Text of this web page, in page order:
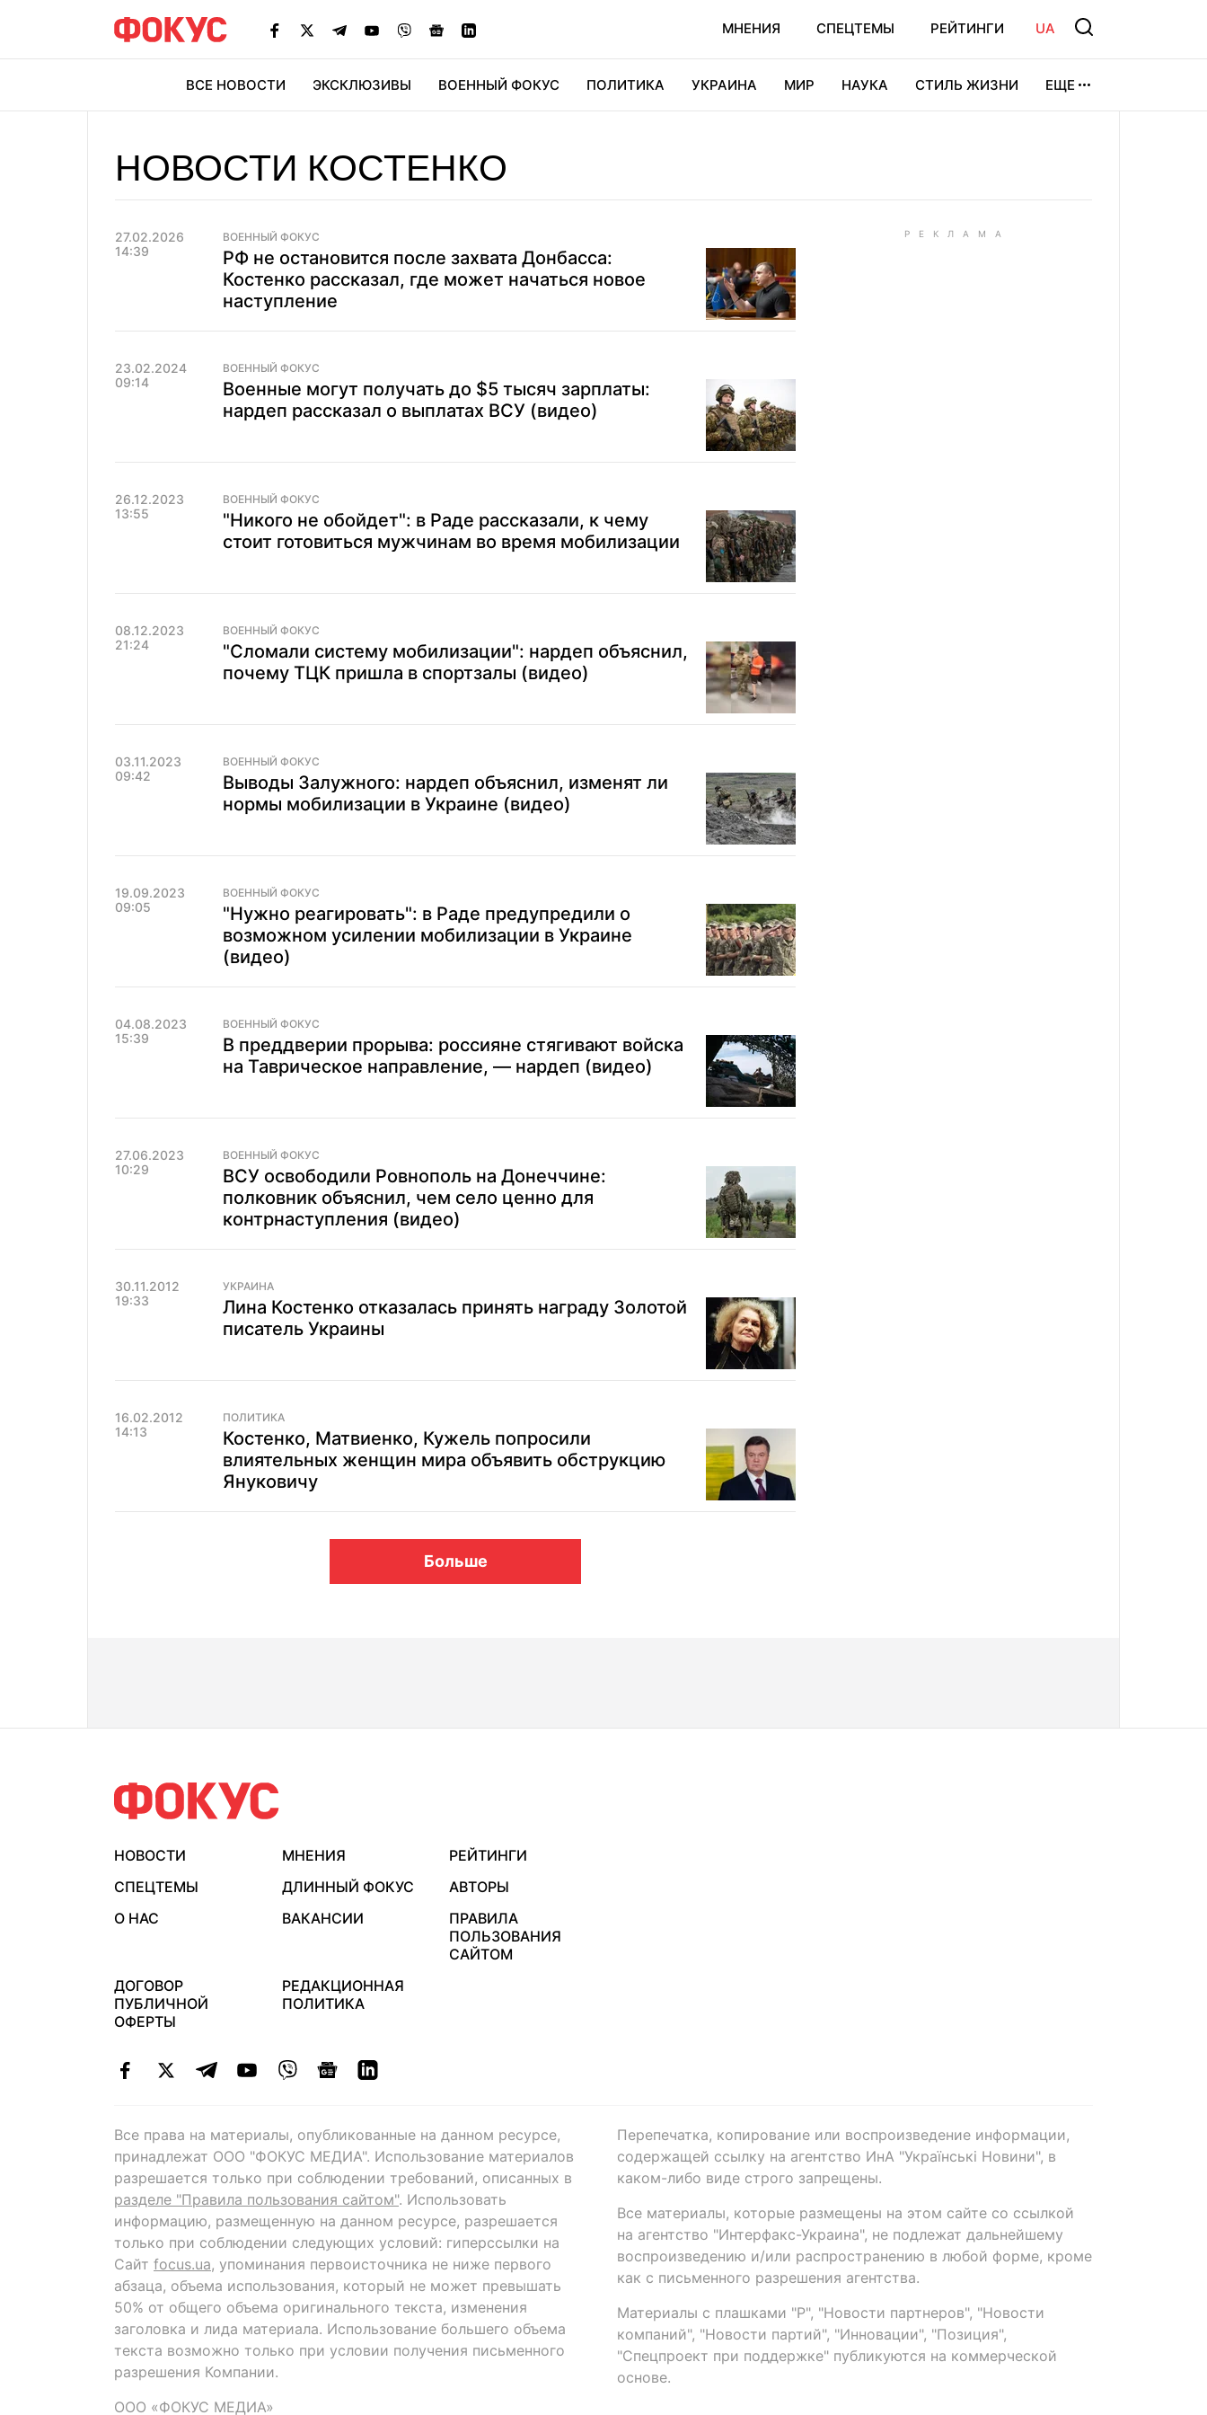
МНЕНИЯ СПЕЦТЕМЫ РЕЙТИНГИ UA
ВСЕ НОВОСТИ ЭКСКЛЮЗИВЫ ВОЕННЫЙ ФОКУС ПОЛИТИКА УКРАИНА МИР НАУКА СТИЛЬ ЖИЗНИ ЕЩЕ
НОВОСТИ КОСТЕНКО
27.02.2026
14:39
ВОЕННЫЙ ФОКУС
РФ не остановится после захвата Донбасса:
Костенко рассказал, где может начаться новое
наступление
23.02.2024
09:14
ВОЕННЫЙ ФОКУС
Военные могут получать до $5 тысяч зарплаты:
нардеп рассказал о выплатах ВСУ (видео)
26.12.2023
13:55
ВОЕННЫЙ ФОКУС
"Никого не обойдет": в Раде рассказали, к чему
стоит готовиться мужчинам во время мобилизации
08.12.2023
21:24
ВОЕННЫЙ ФОКУС
"Сломали систему мобилизации": нардеп объяснил,
почему ТЦК пришла в спортзалы (видео)
03.11.2023
09:42
ВОЕННЫЙ ФОКУС
Выводы Залужного: нардеп объяснил, изменят ли
нормы мобилизации в Украине (видео)
19.09.2023
09:05
ВОЕННЫЙ ФОКУС
"Нужно реагировать": в Раде предупредили о
возможном усилении мобилизации в Украине
(видео)
04.08.2023
15:39
ВОЕННЫЙ ФОКУС
В преддверии прорыва: россияне стягивают войска
на Таврическое направление, — нардеп (видео)
27.06.2023
10:29
ВОЕННЫЙ ФОКУС
ВСУ освободили Ровнополь на Донеччине:
полковник объяснил, чем село ценно для
контрнаступления (видео)
30.11.2012
19:33
УКРАИНА
Лина Костенко отказалась принять награду Золотой
писатель Украины
16.02.2012
14:13
ПОЛИТИКА
Костенко, Матвиенко, Кужель попросили
влиятельных женщин мира объявить обструкцию
Януковичу
Больше
НОВОСТИ МНЕНИЯ
РЕЙТИНГИ
СПЕЦТЕМЫ
ДЛИННЫЙ ФОКУС
АВТОРЫ
О НАС
ВАКАНСИИ
ПРАВИЛА
ПОЛЬЗОВАНИЯ
САЙТОМ
ДОГОВОР
ПУБЛИЧНОЙ
ОФЕРТЫ
РЕДАКЦИОННАЯ
ПОЛИТИКА
Все права на материалы, опубликованные на данном ресурсе,
принадлежат ООО "ФОКУС МЕДИА". Использование материалов
разрешается только при соблюдении требований, описанных в
разделе "Правила пользования сайтом". Использовать
информацию, размещенную на данном ресурсе, разрешается
только при соблюдении следующих условий: гиперссылки на
Сайт focus.ua, упоминания первоисточника не ниже первого
абзаца, объема использования, который не может превышать
50% от общего объема оригинального текста, изменения
заголовка и лида материала. Использование большего объема
текста возможно только при условии получения письменного
разрешения Компании.
ООО «ФОКУС МЕДИА»
Перепечатка, копирование или воспроизведение информации,
содержащей ссылку на агентство ИнА "Українські Новини", в
каком-либо виде строго запрещены.
Все материалы, которые размещены на этом сайте со ссылкой
на агентство "Интерфакс-Украина", не подлежат дальнейшему
воспроизведению и/или распространению в любой форме, кроме
как с письменного разрешения агентства.
Материалы с плашками "Р", "Новости партнеров", "Новости
компаний", "Новости партий", "Инновации", "Позиция",
"Спецпроект при поддержке" публикуются на коммерческой
основе.